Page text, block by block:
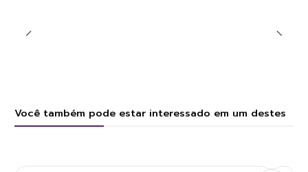
Você também pode estar interessado em um destes